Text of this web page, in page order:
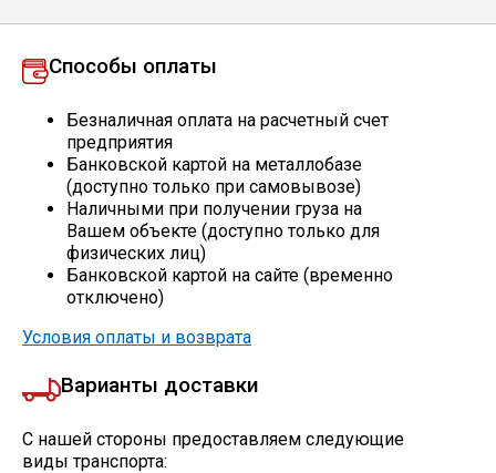
Проволока
Скобо-гибочные изделия
Остальное
Алюминиевый прокат
Способы оплаты
Безналичная оплата на расчетный счет
предприятия
Банковской картой на металлобазе
(доступно только при самовывозе)
Наличными при получении груза на
Вашем объекте (доступно только для
физических лиц)
Банковской картой на сайте (временно
отключено)
Условия оплаты и возврата
Варианты доставки
С нашей стороны предоставляем следующие
виды транспорта: